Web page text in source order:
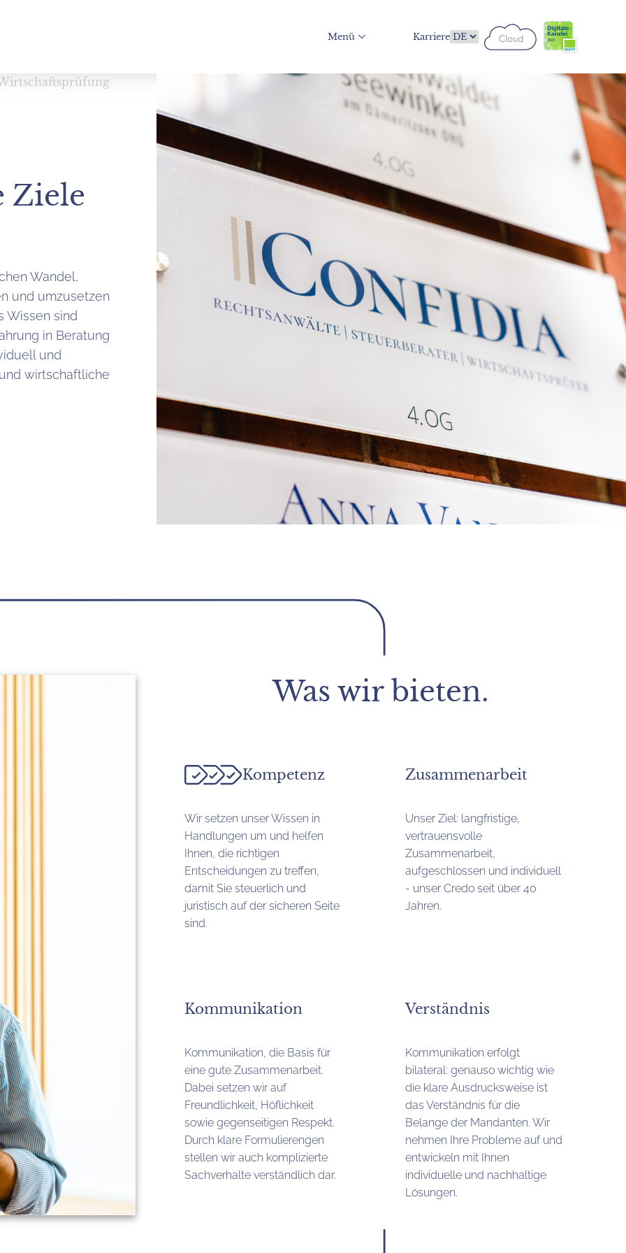
Menü Karriere
Ziele
Wandel,
und umzusetzen
Wissen sind
in Beratung
und
wirtschaftliche
Was wir bieten.
Kompetenz
Wir setzen unser Wissen in
Handlungen um und helfen
Ihnen, die richtigen
Entscheidungen zu treffen,
damit Sie steuerlich und
juristisch auf der sicheren Seite
sind.
Zusammenarbeit
Unser Ziel: langfristige,
vertrauensvolle
Zusammenarbeit,
aufgeschlossen und individuell
- unser Credo seit über 40
Jahren.
Kommunikation
Kommunikation, die Basis für
eine gute Zusammenarbeit.
Dabei setzen wir auf
Freundlichkeit, Höflichkeit
sowie gegenseitigen Respekt.
Durch klare Formulierengen
stellen wir auch komplizierte
Sachverhalte verständlich dar.
Verständnis
Kommunikation erfolgt
bilateral: genauso wichtig wie
die klare Ausdrucksweise ist
das Verständnis für die
Belange der Mandanten. Wir
nehmen Ihre Probleme auf und
entwickeln mit Ihnen
individuelle und nachhaltige
Lösungen.